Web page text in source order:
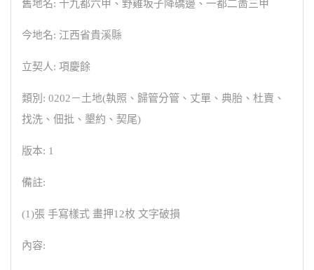
舊地名: 十九都六甲、野雞坂子降礄邊、一都二啚三甲
今地名: 江西省貴溪縣
立契人: 項慶餘
類別: 0202－土地(執照、歸管分管、丈單、典胎、杜賣、
找洗、佃批、墾約、契尾)
版本: 1
備註:
(1)張 手寫樣式 畫押12枚 文字破損
內容: